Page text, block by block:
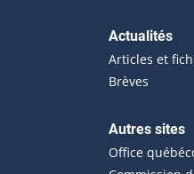
Actualités
Articles et
Brèves
Autres sites
Office